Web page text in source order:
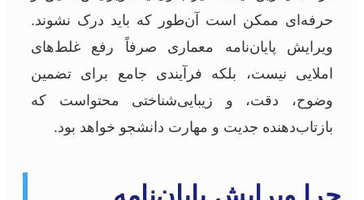
حرفه‌ای ممکن است آن‌طور که باید درک نشوند.
ویرایش پایان‌نامه معماری صرفاً رفع غلط‌های
املایی نیست، بلکه فرآیندی جامع برای تضمین
وضوح، دقت، و زیبایی‌شناختی محتواست که
بازتاب‌دهنده جدیت و مهارت دانشجو خواهد بود.